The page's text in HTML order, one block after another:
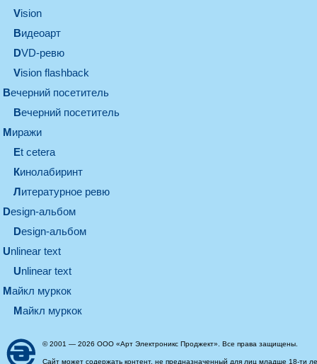
vision
видеоарт
DVD-ревю
Vision flashback
вечерний посетитель
вечерний посетитель
миражи
et cetera
кинолабиринт
литературное ревю
design-альбом
design-альбом
unlinear text
Unlinear text
майкл муркок
майкл муркок
© 2001 — 2026 ООО «Арт Электроникс Проджект». Все права защищены.
Сайт может содержать контент, не предназначенный для лиц младше 18-ти